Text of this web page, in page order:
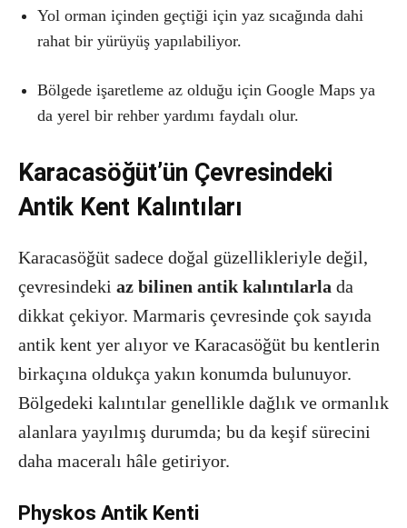
Yol orman içinden geçtiği için yaz sıcağında dahi
rahat bir yürüyüş yapılabiliyor.
Bölgede işaretleme az olduğu için Google Maps ya
da yerel bir rehber yardımı faydalı olur.
Karacasöğüt’ün Çevresindeki
Antik Kent Kalıntıları
Karacasöğüt sadece doğal güzellikleriyle değil,
çevresindeki az bilinen antik kalıntılarla da
dikkat çekiyor. Marmaris çevresinde çok sayıda
antik kent yer alıyor ve Karacasöğüt bu kentlerin
birkaçına oldukça yakın konumda bulunuyor.
Bölgedeki kalıntılar genellikle dağlık ve ormanlık
alanlara yayılmış durumda; bu da keşif sürecini
daha maceralı hâle getiriyor.
Physkos Antik Kenti